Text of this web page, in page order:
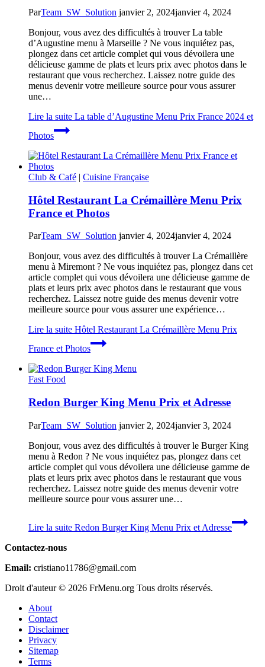
ParTeam_SW_Solution janvier 2, 2024janvier 4, 2024
Bonjour, vous avez des difficultés à trouver La table
d’Augustine menu à Marseille ? Ne vous inquiétez pas,
plongez dans cet article complet qui vous dévoilera une
délicieuse gamme de plats et leurs prix avec photos dans le
restaurant que vous recherchez. Laissez notre guide des
menus devenir votre meilleure source pour vous assurer
une…
Lire la suite La table d’Augustine Menu Prix France 2024 et
Photos
Club & Café | Cuisine Française
Hôtel Restaurant La Crémaillère Menu Prix
France et Photos
ParTeam_SW_Solution janvier 4, 2024janvier 4, 2024
Bonjour, vous avez des difficultés à trouver La Crémaillère
menu à Miremont ? Ne vous inquiétez pas, plongez dans cet
article complet qui vous dévoilera une délicieuse gamme de
plats et leurs prix avec photos dans le restaurant que vous
recherchez. Laissez notre guide des menus devenir votre
meilleure source pour vous assurer une expérience…
Lire la suite Hôtel Restaurant La Crémaillère Menu Prix
France et Photos
Fast Food
Redon Burger King Menu Prix et Adresse
ParTeam_SW_Solution janvier 2, 2024janvier 3, 2024
Bonjour, vous avez des difficultés à trouver le Burger King
menu à Redon ? Ne vous inquiétez pas, plongez dans cet
article complet qui vous dévoilera une délicieuse gamme de
plats et leurs prix avec photos dans le restaurant que vous
recherchez. Laissez notre guide des menus devenir votre
meilleure source pour vous assurer une…
Lire la suite Redon Burger King Menu Prix et Adresse
Contactez-nous
Email: cristiano11786@gmail.com
Droit d'auteur © 2026 FrMenu.org Tous droits réservés.
About
Contact
Disclaimer
Privacy
Sitemap
Terms